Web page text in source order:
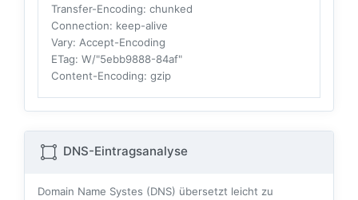
Transfer-Encoding: chunked
Connection: keep-alive
Vary: Accept-Encoding
ETag: W/"5ebb9888-84af"
Content-Encoding: gzip
DNS-Eintragsanalyse
Domain Name Systes (DNS) übersetzt leicht zu